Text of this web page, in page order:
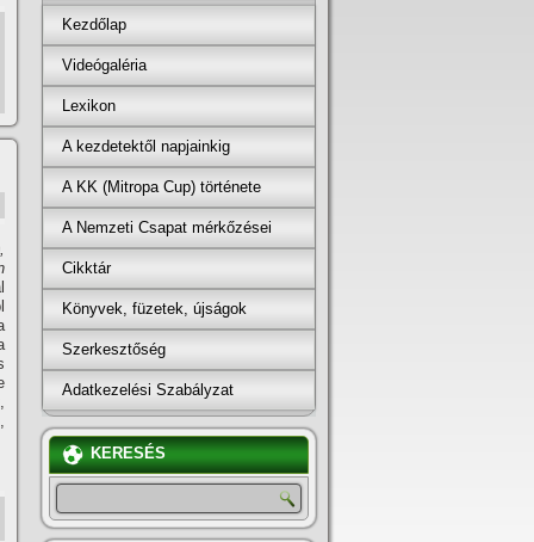
Kezdőlap
Videógaléria
Lexikon
A kezdetektől napjainkig
A KK (Mitropa Cup) története
A Nemzeti Csapat mérkőzései
Cikktár
Könyvek, füzetek, újságok
Szerkesztőség
Adatkezelési Szabályzat
KERESÉS